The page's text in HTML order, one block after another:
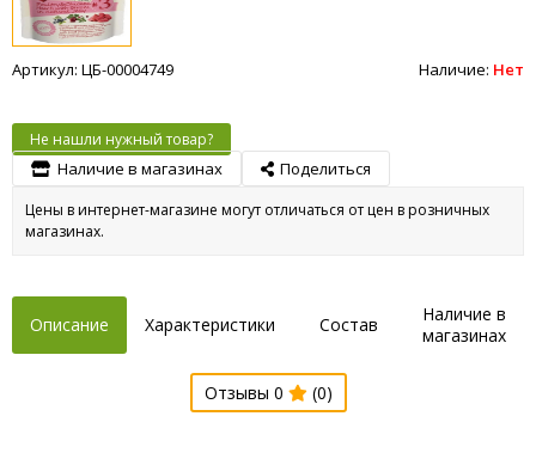
Артикул: ЦБ-00004749 Наличие: Нет
Не нашли нужный товар?
Наличие в магазинах Поделиться
Цены в интернет-магазине могут отличаться от цен в розничных
магазинах.
Описание Характеристики Состав
Наличие в
магазинах
Отзывы 0 (0)